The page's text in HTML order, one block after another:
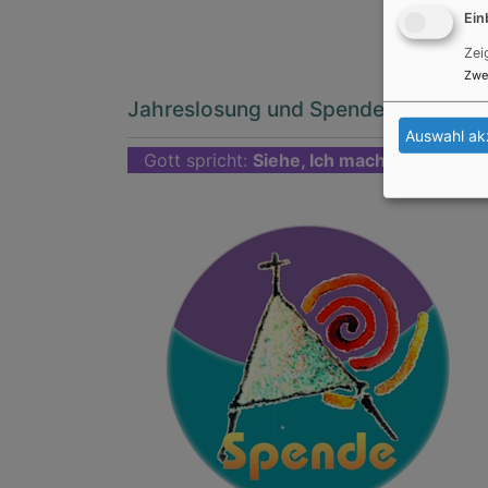
Jahreslosung und Spendenbutton
Gott spricht: Siehe, Ich mache alles neu.
Auswahl